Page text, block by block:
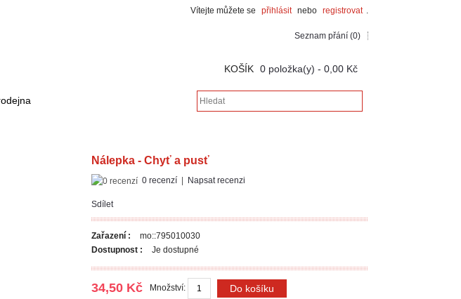
Vítejte můžete se přihlásit nebo registrovat .
Seznam přání (0)
KOŠÍK 0 položka(y) - 0,00 Kč
Nálepka - Chyť a pusť
0 recenzí Napsat recenzi
Sdílet
Zařazení :
mo::795010030
Dostupnost :
Je dostupné
34,50 Kč Množství: